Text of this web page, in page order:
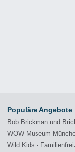
Populäre Angebote
Bob Brickman und
WOW Museum
Wild Kids -